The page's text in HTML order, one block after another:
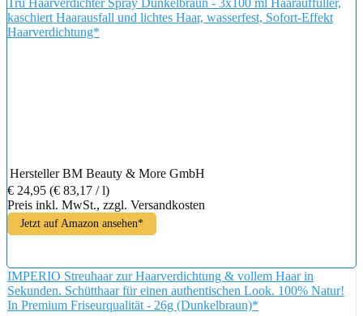
kaschiert Haarausfall und lichtes Haar, wasserfest, Sofort-Effekt
Haarverdichtung*
Hersteller BM Beauty & More GmbH
€ 24,95 (€ 83,17 / l)
Preis inkl. MwSt., zzgl. Versandkosten
Jetzt auf Amazon ansehen*
IMPERIO Streuhaar zur Haarverdichtung & vollem Haar in
Sekunden. Schütthaar für einen authentischen Look. 100% Natur!
In Premium Friseurqualität - 26g (Dunkelbraun)*